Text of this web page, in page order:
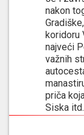
nakon
koridoru
najveći
važnih
priča
Siska
radovi